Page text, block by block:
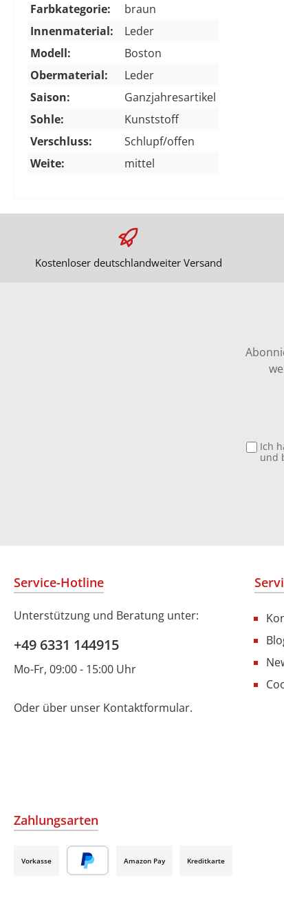
Farbkategorie:
braun
Innenmaterial:
Leder
Modell:
Boston
Obermaterial:
Leder
Saison:
Ganzjahresartikel
Sohle:
Kunststoff
Verschluss:
Schlupf/offen
Weite:
mittel
Kostenloser deutschlandweiter Versand
Ich
und
Service-Hotline
Unterstützung und Beratung unter:
+49 6331 144915
Mo-Fr, 09:00 - 15:00 Uhr
Oder über unser Kontaktformular.
Zahlungsarten
Vorkasse Amazon Pay Kreditkarte